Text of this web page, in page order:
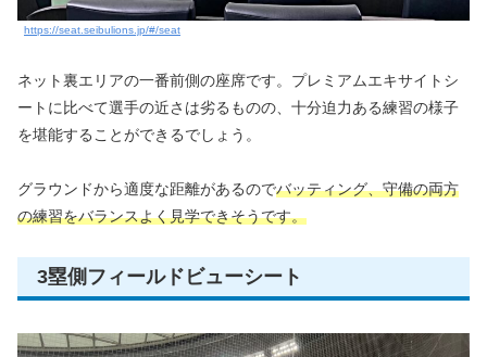
https://seat.seibulions.jp/#/seat
ネット裏エリアの一番前側の座席です。プレミアムエキサイトシ
ートに比べて選手の近さは劣るものの、十分迫力ある練習の様子
を堪能することができるでしょう。
グラウンドから適度な距離があるのでバッティング、守備の両方
の練習をバランスよく見学できそうです。
3塁側フィールドビューシート